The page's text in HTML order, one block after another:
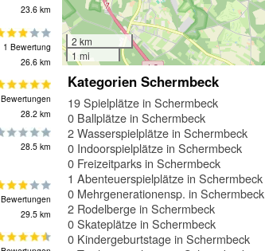
23.6 km
1 Bewertung
26.6 km
28.2 km
28.5 km
29.5 km
2 km
1 mi
Kategorien Schermbeck
19 Spielplätze in Schermbeck
0 Ballplätze in Schermbeck
2 Wasserspielplätze in Schermbeck
0 Indoorspielplätze in Schermbeck
0 Freizeitparks in Schermbeck
1 Abenteuerspielplätze in Schermbeck
0 Mehrgenerationensp. in Schermbeck
2 Rodelberge in Schermbeck
0 Skateplätze in Schermbeck
0 Kindergeburtstage in Schermbeck